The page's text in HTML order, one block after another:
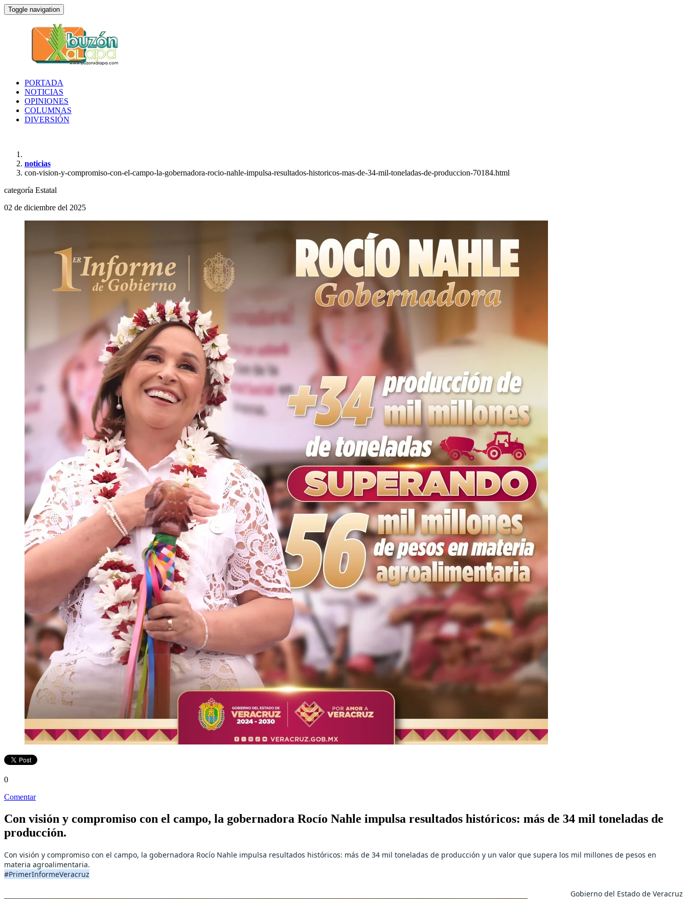
Toggle navigation
PORTADA
NOTICIAS
OPINIONES
COLUMNAS
DIVERSIÓN
noticias
con-vision-y-compromiso-con-el-campo-la-gobernadora-rocio-nahle-impulsa-resultados-historicos-mas-de-34-mil-toneladas-de-produccion-70184.html
categoría Estatal
02 de diciembre del 2025
0
Comentar
Con visión y compromiso con el campo, la gobernadora Rocío Nahle impulsa resultados históricos: más de 34 mil toneladas de
producción.
Con visión y compromiso con el campo, la gobernadora Rocío Nahle impulsa resultados históricos: más de 34 mil toneladas de producción y un valor que supera los mil millones de pesos en
materia agroalimentaria.
#PrimerInformeVeracruz
Gobierno del Estado de Veracruz